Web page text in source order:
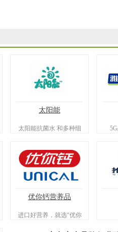
太阳能
太阳能抗菌水 和多种细
优你钙营养品
进口好营养，就选“优你